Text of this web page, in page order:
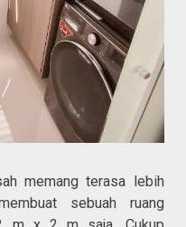
memang terasa lebih
sebuah ruang